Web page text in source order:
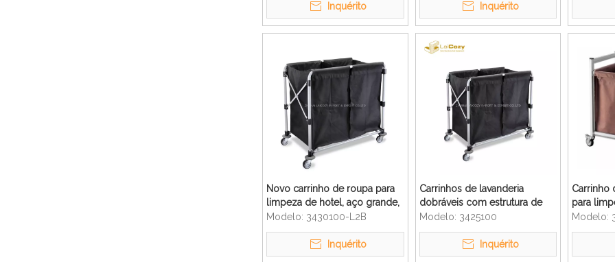
Inquérito Inquérito
Novo carrinho de roupa para
limpeza de hotel, aço grande,
tamanho grande, dobrável, x,
carrinho de roupa
Modelo: 3430100-L2B
Inquérito
Carrinhos de lavanderia
dobráveis ​​com estrutura de
aço inoxidável
Modelo: 3425100
Inquérito
Carrinho
para
qualidade
Modelo: